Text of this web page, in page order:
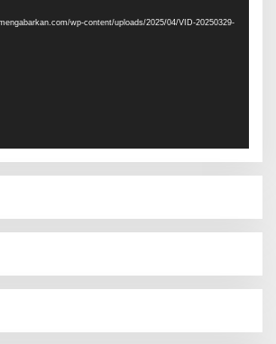
wp-content/uploads/2025/04/VID-20250329-